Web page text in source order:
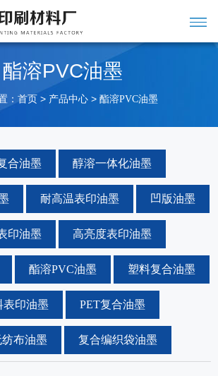
酯溶PVC油墨
： 首页> 产品中心> 酯溶PVC油墨
合油墨 醇溶一体化油墨
耐高温表印油墨 凹版油墨
印油墨 高亮度表印油墨
酯溶PVC油墨 塑料复合油墨
表印油墨 PET复合油墨
布油墨 复合编织袋油墨